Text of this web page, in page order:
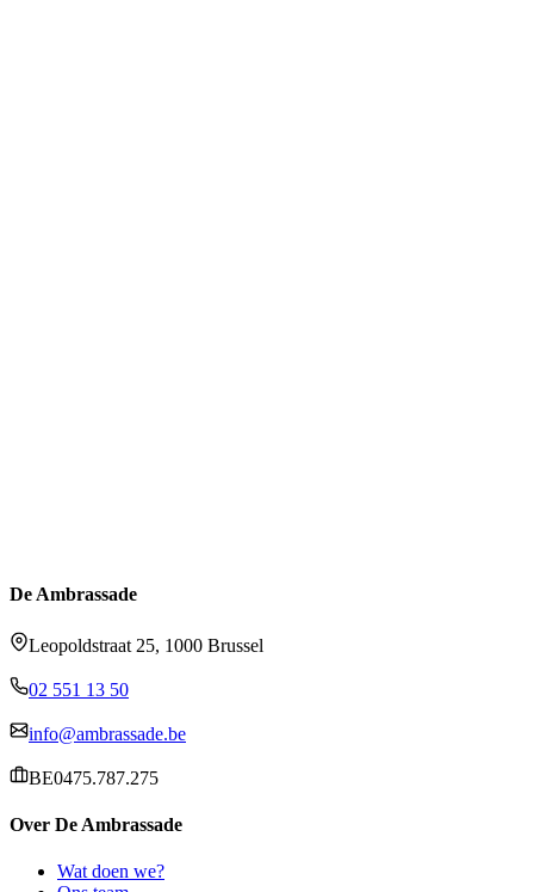
De Ambrassade
Leopoldstraat 25, 1000 Brussel
02 551 13 50
info@ambrassade.be
BE0475.787.275
Over De Ambrassade
Wat doen we?